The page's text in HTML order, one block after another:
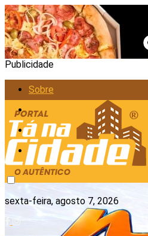
Publicidade
Sobre
Anunciar
Política de Privacidade
Contato
sexta-feira, agosto 7, 2026